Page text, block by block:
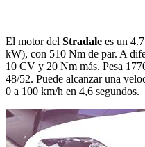
El motor del Stradale es un
kW), con 510 Nm de par. A
10 CV y 20 Nm más. Pesa
48/52. Puede alcanzar una
0 a 100 km/h en 4,6 segundos.